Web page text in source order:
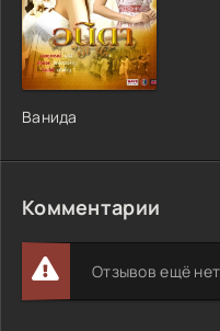
Ванида
Комментарии
Отзывов ещё